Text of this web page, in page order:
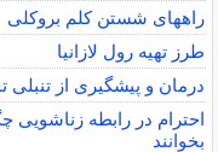
راههای شستن کلم بروکلی
طرز تهیه رول لازانیا
درمان و پیشگیری از تنبلی
احترام در رابطه زناشویی
بخوانند